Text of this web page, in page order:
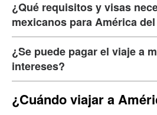
¿Qué requisitos y visas
mexicanos para América
¿Se puede pagar el viaje a
intereses?
¿Cuándo viajar a